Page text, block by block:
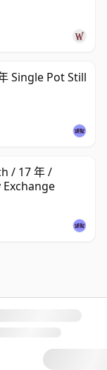
Single Pot Still
/ 17 年 /
Exchange